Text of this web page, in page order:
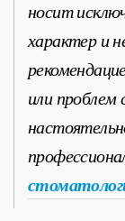
носит
характер и
или проблем